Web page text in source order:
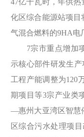
47亿千瓦时，年供
化区综合能源站项
气混合燃料的9HA电
7宗市重点增加项
示核心部件研发生
工程产能调整为120
期项目等3宗产业类
—惠州大亚湾区智慧
区综合污水处理项